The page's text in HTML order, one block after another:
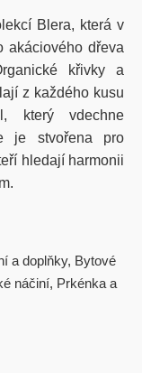
Blera, která v
akáciového dřeva
křivky a
z každého kusu
který vdechne
je stvořena pro
hledají harmonii
a doplňky, Bytové
náčiní, Prkénka a